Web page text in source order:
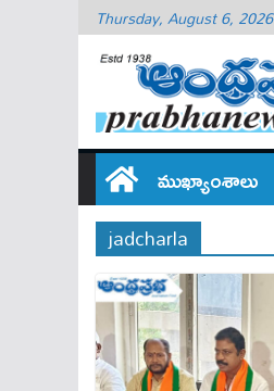
Thursday, August 6, 2026
ముఖ్యాంశాలు
jadcharla